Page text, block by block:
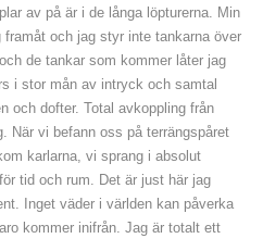
av på är i de långa löpturerna. Min
framåt och jag styr inte tankarna över
de tankar som kommer låter jag
i stor mån av intryck och samtal
och dofter. Total avkoppling från
När vi befann oss på terrängspåret
karlarna, vi sprang i absolut
tid och rum. Det är just här jag
Inget väder i världen kan påverka
kommer inifrån. Jag är totalt ett